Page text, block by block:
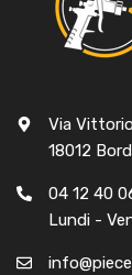
Via
18012
04 12 40
Lundi -